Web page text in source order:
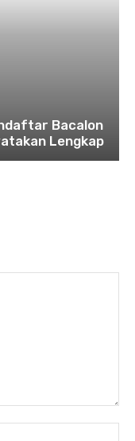
Bacalon
Lengkap